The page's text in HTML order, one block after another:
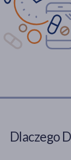
Dlaczego